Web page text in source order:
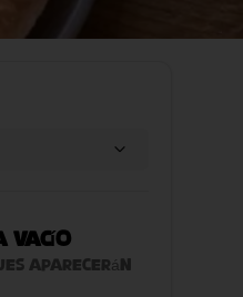
vacío
aparecerán